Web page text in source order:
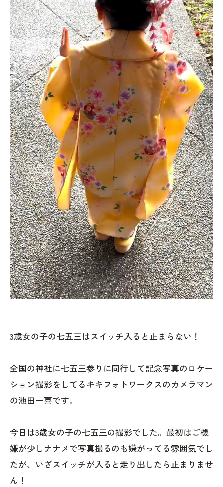
3歳女の子の七五三はスイッチ入ると止まらない！
全国の神社に七五三参りに同行して記念写真のロケー
ション撮影をしてるキキフォトワークスのカメラマン
の池田一喜です。
今日は3歳女の子の七五三の撮影でした。最初はご機
嫌が少しナナメで写真撮るのも嫌がってる雰囲気でし
たが、いざスイッチが入ると走り出したら止まりませ
ん！